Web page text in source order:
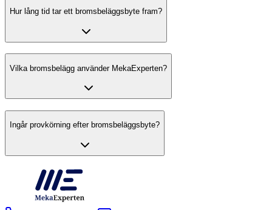
Hur lång tid tar ett bromsbeläggsbyte fram?
Vilka bromsbelägg använder MekaExperten?
Ingår provkörning efter bromsbeläggsbyte?